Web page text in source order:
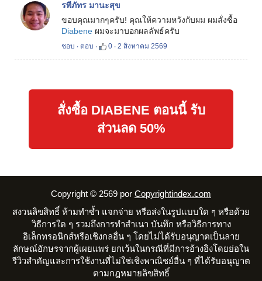
รพีภัทร มานะสุข
ขอบคุณมากๆครับ! คุณให้ความหวังกับผม ผมสั่งซื้อ
Diabene ผมจะมาบอกผลลัพธ์ครับ
ชอบ ‧ ตอบ ‧ 0 ‧2 สิงหาคม 2569
สั่งซื้อ DIABENE ตอนนี้ รับ
ส่วนลด 50%
Copyright © 2569 por Copyrightindex.com
สงวนลิขสิทธิ์ ห้ามทำซ้ำ แจกจ่าย หรือส่งในรูปแบบใด ๆ หรือด้วย
วิธีการใด ๆ รวมถึงการทำสำเนา บันทึก หรือวิธีการทาง
อิเล็กทรอนิกส์หรือเชิงกลอื่น ๆ โดยไม่ได้รับอนุญาตเป็นลาย
ลักษณ์อักษรจากผู้เผยแพร่ ยกเว้นในกรณีที่มีการอ้างอิงโดยย่อใน
รีวิวสำคัญและการใช้งานที่ไม่ใช่เชิงพาณิชย์อื่น ๆ ที่ได้รับอนุญาต
ตามกฎหมายลิขสิทธิ์